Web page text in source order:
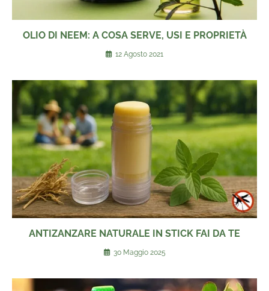
OLIO DI NEEM: A COSA SERVE, USI E PROPRIETÀ
12 Agosto 2021
ANTIZANZARE NATURALE IN STICK FAI DA TE
30 Maggio 2025